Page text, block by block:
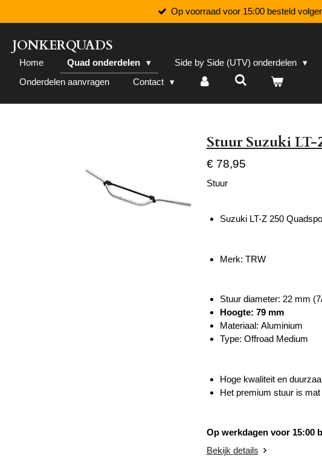
direct
naar
de
hoofdinhoud
Op voorraad voor 15:00 besteld
JONKERQUADS
Home Quad onderdelen Side by Side (UTV) onderdelen
Onderdelen aanvragen
Contact
Stuur Suzuki
€ 78,95
Stuur
Suzuki LT-Z 250
Merk: TRW
Stuur diameter: 22 mm
Hoogte: 79 mm
Materiaal: Aluminium
Type: Offroad Medium
Hoge kwaliteit en
Het premium stuur is
Op werkdagen voor 15:00
Bekijk details